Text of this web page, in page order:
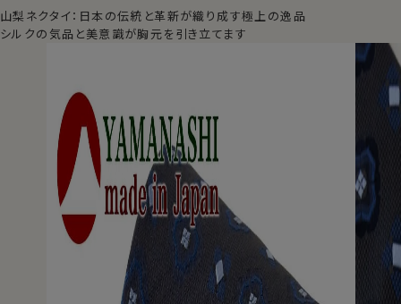
山梨ネクタイ：日本の伝統と革新が織り成す極上の逸品
シルクの気品と美意識が胸元を引き立てます